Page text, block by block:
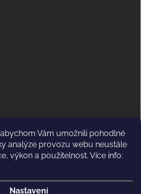
Vám umožnili pohodlné
analýze provozu webu neustále
výkon a použitelnost. Více info:
Nastavení
OD KUPNÍ SMLOUVY
(VRÁCENÍ)